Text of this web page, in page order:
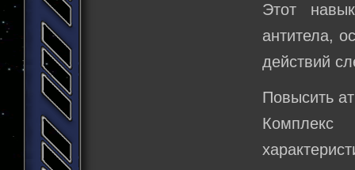
Этот
антитела,
действий
Повысить